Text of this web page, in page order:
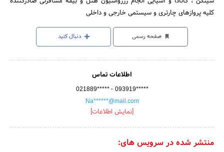
کلیه پروازهای چارتری و سیستمی خارجی و داخلی
صفحه رسمی دنبال کنید
اطلاعات تماس
021889***** - 093919*****
Na******@mail.com
[نمایش اطلاعات]
منتشر شده در سرویس های: